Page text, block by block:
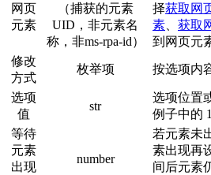
网页
元素
（捕获的元素
UID，非元素名
称，非ms-rpa-id）
择获取网
素
获取
到网页元
修改
方式
枚举项 按选项内
选项
值
str
选项位置
例子中的
等待
元素
出现
number
若元素未
素出现再
间后元素